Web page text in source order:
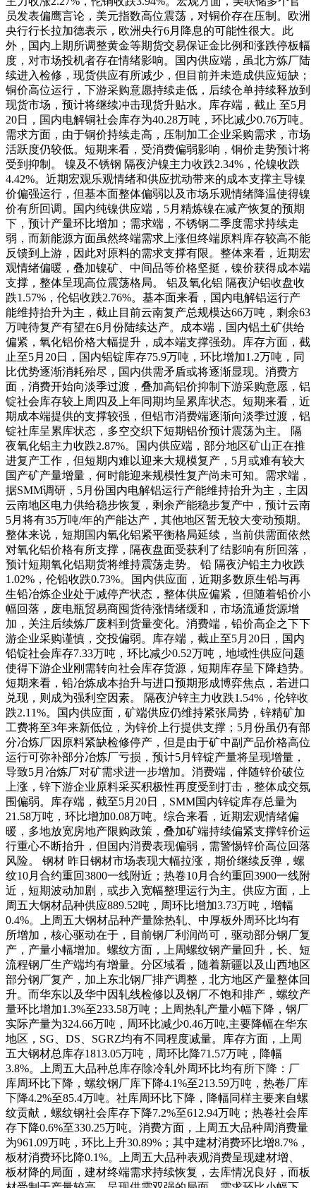
员发表偏鹰言论，美元指数高位震荡，对铜价存在压制。欧洲
央行行长拉加德表示，欧洲央行6月降息的可能性很大。此
外，国内上期所调整黄金等期货交易保证金比例和涨跌停板幅
度，对市场投机者存在情绪影响。国内供应端，虽北方炼厂陆
续进入检修，现货供应有所减少，但目前并未造成供应短缺；
铜价高位运行，下游采购意愿持续走低，后续仓单持续释放到
现货市场，预计将继续冲击现货升贴水。库存端，截止 至5月
20日，国内电解铜社会库存为40.28万吨，环比减少0.76万吨。
需求方面，由于铜价持续走高，压制加工企业采购需求，市场
活跃度仍较低。短期来看，受消费偏弱影响，铜价走势预计将
受到抑制。 镍及不锈钢 隔夜沪镍主力收跌2.34%，伦镍收跌
4.42%。近期宏观乐观情绪和供应扰动带来的成本支撑主导镍
价偏强运行，但基本面整体偏弱以及市场乐观情绪降温使得镍
价有所回调。国内纯镍供应端，5月精炼镍在减产恢复的预期
下，预计产量环比增加；需求端，不锈钢二季度需求持续走
弱，而新能源方面虽然终端需求上涨但终端原料库存较高不能
反馈到上游，因此对原料的需求支撑有限。整体来看，近期宏
观情绪偏暖，叠加镍矿、中间品等价格坚挺，镍价获得成本端
支撑，整体呈现高位震荡格局。 铝及氧化铝 隔夜沪铝收盘收
跌1.57%，伦铝收跌2.76%。基本面来看，国内电解铝运行产
能维持抬升为主，截止目前云南复产总规模达66万吨，剩余63
万吨待复产有望在6月份陆续达产。成本端，国内铝土矿供给
偏紧，氧化铝价格大幅提升，成本端支撑强劲。库存方面，截
止至5月20日，国内铝锭库存75.9万吨，环比增加1.2万吨，同
比优势逐渐消耗殆尽，国内供需矛盾或将逐渐显现。消费方
面，消费开始向淡季过渡，叠加高铝价抑制下游采购意愿，铝
锭社会库存较上周四及上年同期均呈累库状态。短期来看，近
期成本端提供的支撑较强，但铝市消费端逐渐向淡季过渡，铝
锭社库呈累库状态，多空交织下短期铝价预计震荡为主。 隔
夜氧化铝主力收跌2.87%。国内供应端，部分地区矿山正在推
进复产工作，但短期内难以迎来大规模复产，5月或难有较大
国产矿产量增量，何时能迎来规模性复产尚未可知。需求端，
据SMM调研，5月份国内电解铝运行产能维持抬升为主，主因
云南地区电力供给稳步恢复，剩余产能稳步复产中，预计云南
5月将有35万吨/年的产能达产，其他地区暂无较大变动预期。
整体来说，短期国内氧化铝紧平衡格局延续，当前供需面依然
对氧化铝价格有所支撑，隔夜盘面受获利了结影响有所回落，
预计短期氧化铝期货将维持震荡走势。 铅 隔夜沪铅主力收跌
1.02%，伦铅收跌0.73%。国内供应面，近期多数原生铅与再
生铅冶炼企业处于减停产状态，整体供应偏紧，但随着铅价小
幅回落，废电瓶贸易商囤货待涨情绪缓和，市场流通货源增
加，关注后续炼厂废料到货量变化。消费端，铅价高企之下下
游企业采购谨慎，交投偏弱。库存端，截止至5月20日，国内
铅锭社会库存7.33万吨，环比减少0.52万吨，地域性供应问题
使得下游企业刚需转向社会库存货源，短期库存呈下降趋势。
短期来看，铅冶炼成本抬升与进口预期形成博弈焦点，若进口
兑现，则成为强利空因素。 隔夜沪锌主力收跌1.54%，伦锌收
跌2.11%。国内供应面，矿端供应仍维持紧张局势，锌精矿加
工费将至3年来新低位，为锌价上行提供支撑；5月份虽仍有部
分冶炼厂因原料紧缺检修停产，但是由于矿中副产品价格高位
运行可弥补部分冶炼厂亏损，预计5月锌锭产量将呈现增量，
导致5月冶炼厂对矿需求进一步增加。消费端，伴随锌价破位
上涨，锌下游企业原料采买积极性再度受到打击，整体成交氛
围偏弱。库存端，截至5月20日，SMM国内锌锭库存总量为
21.58万吨，环比增加0.08万吨。综合来看，近期宏观情绪偏
暖，多地放宽房地产限购政策，叠加矿端持续偏紧支撑锌价运
行重心不断抬升，但国内消费表现偏弱，需警惕锌价高位回落
风险。 钢材 昨日钢材市场表现大幅拉涨，期价继续反弹，螺
纹10月合约重回3800一线附近；热卷10月合约重回3900一线附
近，短期波动加剧，或步入宽幅整理运行为主。供应方面，上
周五大钢材品种供应889.52吨，周环比增加3.73万吨，增幅
0.4%。上周五大钢材品种产量除热轧、中厚板外周环比均有
所增加，核心驱动在于，目前钢厂利润尚可，驱动部分钢厂复
产，产量小幅增加。螺纹方面，上周螺纹钢产量回升，长、短
流程钢厂生产端均有增量。分区域看，随着新疆以及山西地区
部分钢厂复产，加上东北钢厂排产调整，北方地区产量整体回
升。而华东以及华中因轧线检修以及钢厂不饱和排产，螺纹产
量环比增加1.3%至233.58万吨；上周热轧产量小幅下降，钢厂
实际产量为324.66万吨，周环比减少0.46万吨,主要降幅在华东
地区，SG、DS、SGRZ均有不同程度减量。库存方面，上周
五大钢材总库存1813.05万吨，周环比降71.57万吨，降幅
3.8%。上周五大品种总库存除冷轧外周环比均有所下降：厂
库周环比下降，螺纹钢厂库下降4.1%至213.59万吨，热卷厂库
下降4.2%至85.4万吨。社库周环比下降，降幅同样主要来自螺
纹贡献，螺纹钢社会库存下降7.2%至612.94万吨；热卷社会库
存下降0.6%至330.25万吨。消费方面，上周五大品种周消费量
为961.09万吨，环比上升30.89%；其中建材消费环比增8.7%，
板材消费环比降0.1%。上周五大品种表观消费呈现建材增、
板材降的局面，建材终端需求持续恢复，去库情况良好，而板